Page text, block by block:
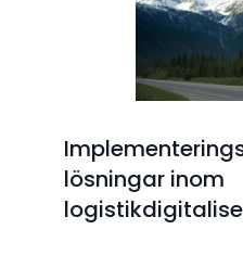
lösningar inom